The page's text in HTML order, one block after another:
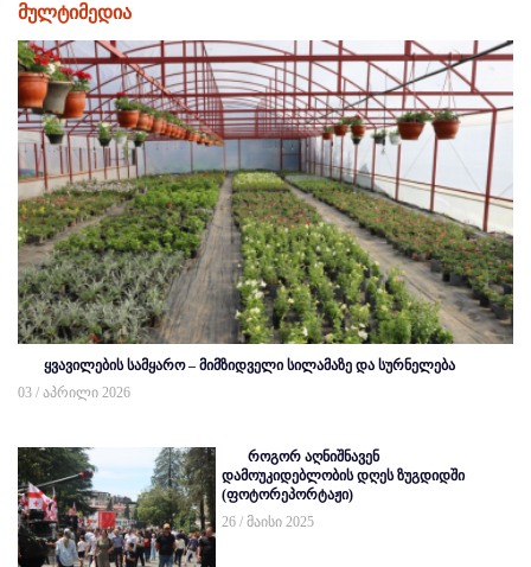
მულტიმედია
ყვავილების სამყარო – მიმზიდველი სილამაზე და სურნელება
03 / აპრილი 2026
როგორ აღნიშნავენ
დამოუკიდებლობის დღეს ზუგდიდში
(ფოტორეპორტაჟი)
26 / მაისი 2025